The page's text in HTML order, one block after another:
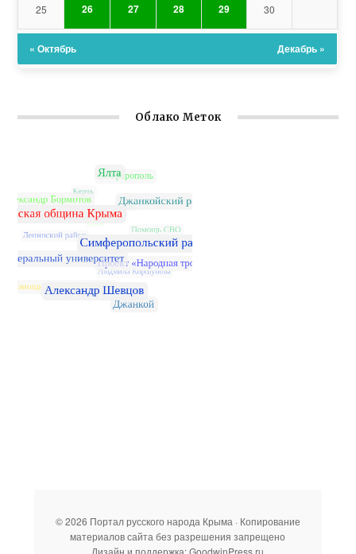
25 26 27 28 29 30
« Октябрь Декабрь »
Облако Меток
© 2026 Портал русского народа Крыма · Копирование
материалов сайта без разрешения запрещено